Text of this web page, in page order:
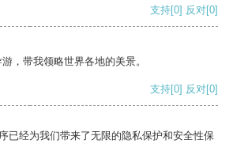
支持[0] 反对[0]
，带我领略世界各地的美景。
支持[0] 反对[0]
已经为我们带来了无限的隐私保护和安全性保